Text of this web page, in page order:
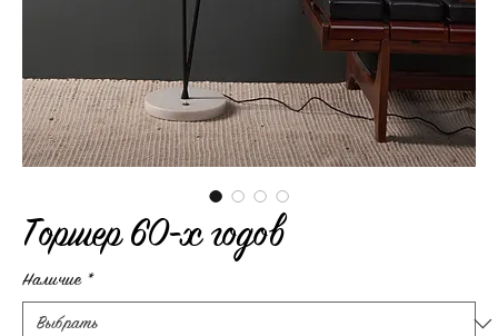
Торшер 60-х годов
Наличие *